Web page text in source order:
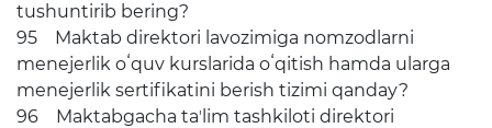
tushuntirib bering?
95 Maktab direktori lavozimiga nomzodlarni
menejerlik oʻquv kurslarida oʻqitish hamda ularga
menejerlik sertifikatini berish tizimi qanday?
96 Maktabgacha taʼlim tashkiloti direktori